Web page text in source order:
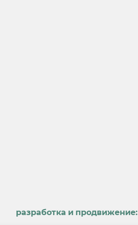
разработка и продвижение: